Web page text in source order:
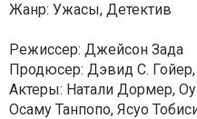
Жанр: Ужасы, Детектив
Режиссер: Джейсон Зада
Продюсер: Дэвид С.
Актеры: Натали Дормер,
Осаму Танпопо, Ясуо